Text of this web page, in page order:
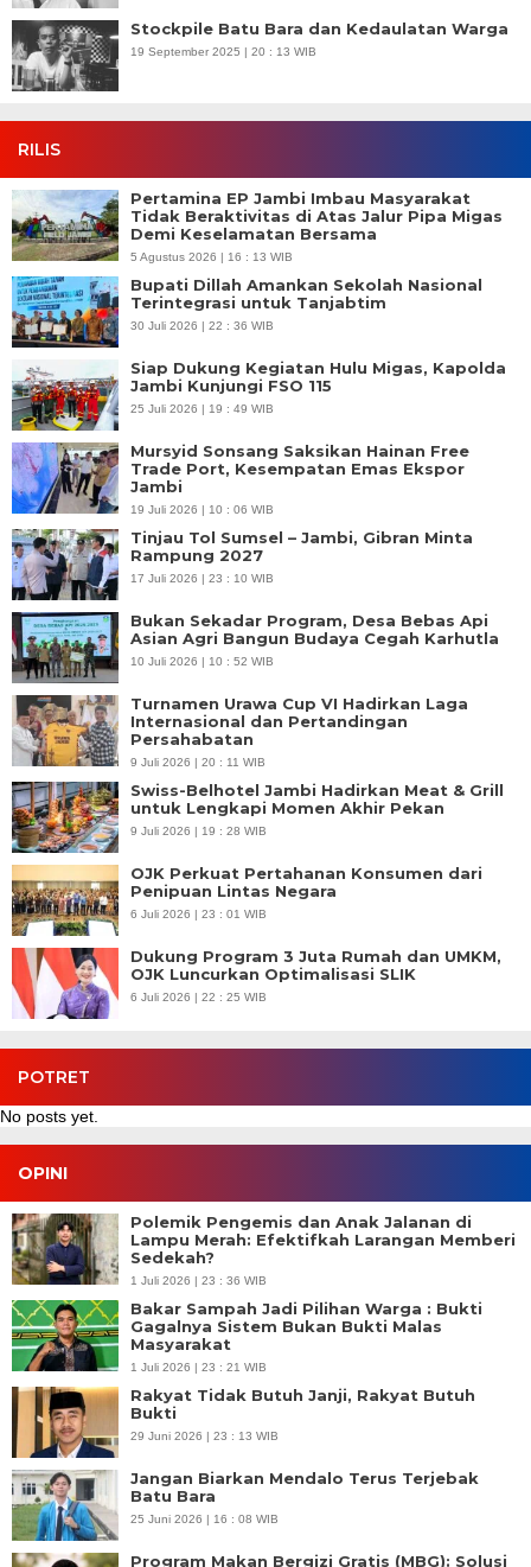
Stockpile Batu Bara dan Kedaulatan Warga
19 September 2025 | 20 : 13 WIB
RILIS
Pertamina EP Jambi Imbau Masyarakat
Tidak Beraktivitas di Atas Jalur Pipa Migas
Demi Keselamatan Bersama
5 Agustus 2026 | 16 : 13 WIB
Bupati Dillah Amankan Sekolah Nasional
Terintegrasi untuk Tanjabtim
30 Juli 2026 | 22 : 36 WIB
Siap Dukung Kegiatan Hulu Migas, Kapolda
Jambi Kunjungi FSO 115
25 Juli 2026 | 19 : 49 WIB
Mursyid Sonsang Saksikan Hainan Free
Trade Port, Kesempatan Emas Ekspor
Jambi
19 Juli 2026 | 10 : 06 WIB
Tinjau Tol Sumsel – Jambi, Gibran Minta
Rampung 2027
17 Juli 2026 | 23 : 10 WIB
Bukan Sekadar Program, Desa Bebas Api
Asian Agri Bangun Budaya Cegah Karhutla
10 Juli 2026 | 10 : 52 WIB
Turnamen Urawa Cup VI Hadirkan Laga
Internasional dan Pertandingan
Persahabatan
9 Juli 2026 | 20 : 11 WIB
Swiss-Belhotel Jambi Hadirkan Meat & Grill
untuk Lengkapi Momen Akhir Pekan
9 Juli 2026 | 19 : 28 WIB
OJK Perkuat Pertahanan Konsumen dari
Penipuan Lintas Negara
6 Juli 2026 | 23 : 01 WIB
Dukung Program 3 Juta Rumah dan UMKM,
OJK Luncurkan Optimalisasi SLIK
6 Juli 2026 | 22 : 25 WIB
POTRET
No posts yet.
OPINI
Polemik Pengemis dan Anak Jalanan di
Lampu Merah: Efektifkah Larangan Memberi
Sedekah?
1 Juli 2026 | 23 : 36 WIB
Bakar Sampah Jadi Pilihan Warga : Bukti
Gagalnya Sistem Bukan Bukti Malas
Masyarakat
1 Juli 2026 | 23 : 21 WIB
Rakyat Tidak Butuh Janji, Rakyat Butuh
Bukti
29 Juni 2026 | 23 : 13 WIB
Jangan Biarkan Mendalo Terus Terjebak
Batu Bara
25 Juni 2026 | 16 : 08 WIB
Program Makan Bergizi Gratis (MBG): Solusi